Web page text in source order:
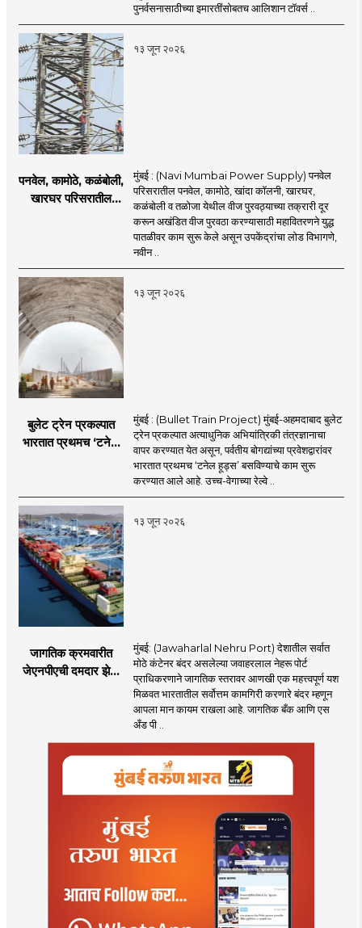
पुनर्वसनासाठीच्या इमारतींसोबतच आलिशान टॉवर्स ..
१३ जून २०२६
पनवेल, कामोठे, कळंबोली,
खारघर परिसरातील
उपाययोजना
मुंबई : (Navi Mumbai Power Supply) पनवेल
परिसरातील पनवेल, कामोठे, खांदा कॉलनी, खारघर,
कळंबोली व तळोजा येथील वीज पुरवठ्याच्या तक्रारी दूर
करून अखंडित वीज पुरवठा करण्यासाठी महावितरणने युद्ध
पातळीवर काम सुरू केले असून उपकेंद्रांचा लोड विभागणे,
नवीन ..
१३ जून २०२६
बुलेट ट्रेन प्रकल्पात
भारतात प्रथमच ‘टनेल
आवाजावर
नियंत्रण;प्रवास अधिक
सुरक्षित व आरामदायी
होणार
मुंबई : (Bullet Train Project) मुंबई-अहमदाबाद बुलेट
ट्रेन प्रकल्पात अत्याधुनिक अभियांत्रिकी तंत्रज्ञानाचा
वापर करण्यात येत असून, पर्वतीय बोगद्यांच्या प्रवेशद्वारांवर
भारतात प्रथमच ‘टनेल हूड्स’ बसविण्याचे काम सुरू
करण्यात आले आहे. उच्च-वेगाच्या रेल्वे ..
१३ जून २०२६
जागतिक क्रमवारीत
जेएनपीएची दमदार झेप;
मुंबई: (Jawaharlal Nehru Port) देशातील सर्वात
मोठे कंटेनर बंदर असलेल्या जवाहरलाल नेहरू पोर्ट
प्राधिकरणाने जागतिक स्तरावर आणखी एक महत्त्वपूर्ण यश
मिळवत भारतातील सर्वोत्तम कामगिरी करणारे बंदर म्हणून
आपला मान कायम राखला आहे. जागतिक बँक आणि एस
अँड पी ..